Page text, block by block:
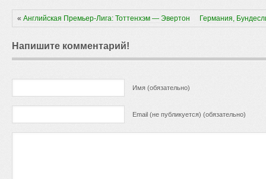
« Английская Премьер-Лига: Тоттенхэм — Эвертон Германия,
Напишите комментарий!
Имя (обязательно)
Email (не публикуется) (обязательно)